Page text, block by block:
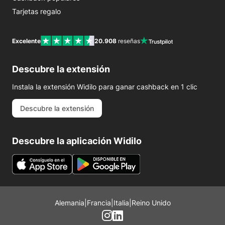
Tarjetas regalo
Excelente 20.908 reseñas
Descubre la extensión
Instala la extensión Widilo para ganar cashback en 1 clic
Descubre la extensión
Descubre la aplicación Widilo
Alemania Francia Italia Reino Unido